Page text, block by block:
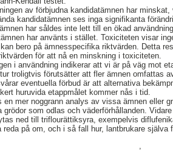
av förbjudna kandidatämnen har
kandidatämnen ses inga signifikanta
har såldes inte lett till en ökad
har använts i stället. Toxiciteten visar
bero på ämnesspecifika riktvärden. Detta
för att nå en minskning i toxiciteten.
i användning indikerar att vi är på väg mot
troligtvis förutsätter att fler ämnen omfattas
eventuella förbud är att alternativa
huruvida etappmålet kommer nås i tid.
en mer noggrann analys av vissa ämnen eller
som odlas och väderförhållanden.
ned till triflourättiksyra, exempelvis
på om, och i så fall hur, lantbrukare